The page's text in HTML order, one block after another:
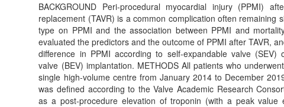
BACKGROUND Peri-procedural myocardial injury (PPMI)
replacement (TAVR) is a common complication often remaining
type on PPMI and the association between PPMI and
evaluated the predictors and the outcome of PPMI after TAVR,
difference in PPMI according to self-expandable valve (SEV)
valve (BEV) implantation. METHODS All patients who
single high-volume centre from January 2014 to December
was defined according to the Valve Academic Research
as a post-procedure elevation of troponin (with a peak value